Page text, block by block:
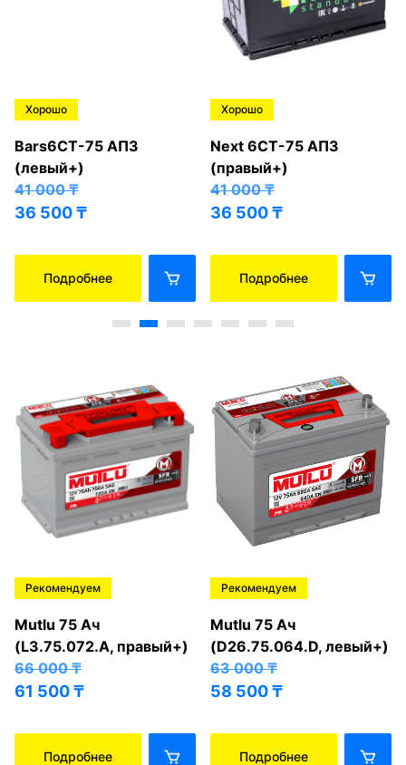
Хорошо
Bars6СТ-75 АПЗ
(левый+)
41 000₸
36 500₸
Подробнее
Хорошо
Next 6СТ-75 АПЗ
(правый+)
41 000₸
36 500₸
Подробнее
Рекомендуем
Mutlu 75 Ач
(L3.75.072.A, правый+)
66 000₸
61 500₸
Подробнее
Рекомендуем
Mutlu 75 Ач
(D26.75.064.D, левый+)
63 000₸
58 500₸
Подробнее